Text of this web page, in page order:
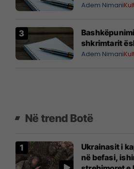
Adem Nimani
shkrimtarit
Adem Nimani
Në trend Botë
Ukrainasit i
në befasi,